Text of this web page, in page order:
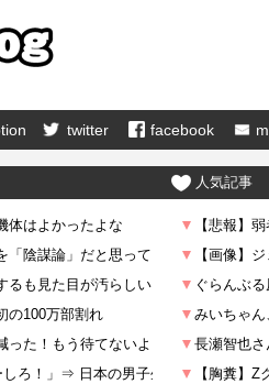
twitter facebook
人気記事